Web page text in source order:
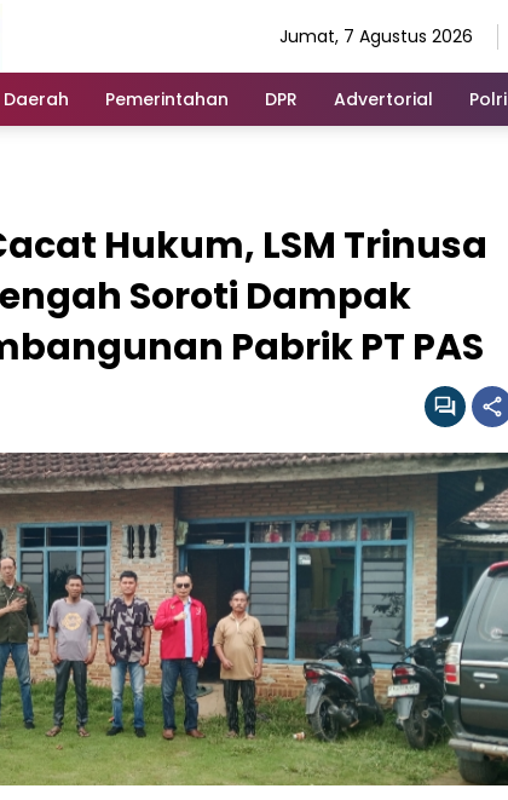
Jumat, 7 Agustus 2026
Daerah Pemerintahan DPR Advertorial Polri
Hukum, LSM Trinusa
Soroti Dampak
Pabrik PT PAS